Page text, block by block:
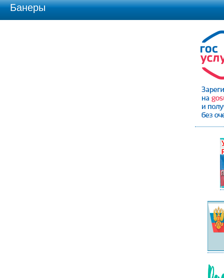
Банеры